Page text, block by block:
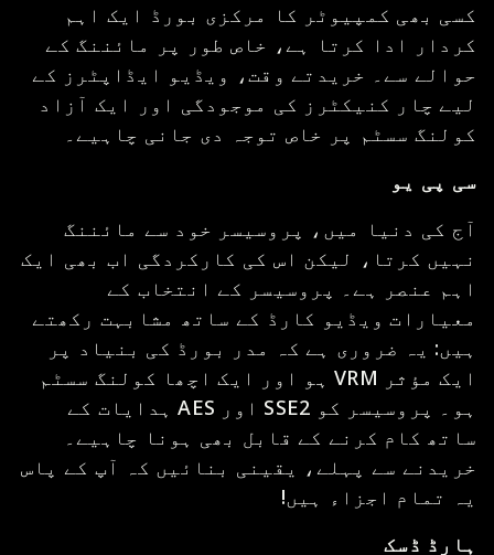
کسی بھی کمپیوٹر کا مرکزی بورڈ ایک اہم
کردار ادا کرتا ہے، خاص طور پر مائننگ کے
حوالے سے۔ خریدتے وقت، ویڈیو ایڈاپٹرز کے
لیے چار کنیکٹرز کی موجودگی اور ایک آزاد
کولنگ سسٹم پر خاص توجہ دی جانی چاہیے۔
سی پی یو
آج کی دنیا میں، پروسیسر خود سے مائننگ
نہیں کرتا، لیکن اس کی کارکردگی اب بھی ایک
اہم عنصر ہے۔ پروسیسر کے انتخاب کے
معیارات ویڈیو کارڈ کے ساتھ مشابہت رکھتے
ہیں: یہ ضروری ہے کہ مدر بورڈ کی بنیاد پر
ایک مؤثر VRM ہو اور ایک اچھا کولنگ سسٹم
ہو۔ پروسیسر کو SSE2 اور AES ہدایات کے
ساتھ کام کرنے کے قابل بھی ہونا چاہیے۔
خریدنے سے پہلے، یقینی بنائیں کہ آپ کے پاس
یہ تمام اجزاء ہیں!
ہارڈ ڈسک